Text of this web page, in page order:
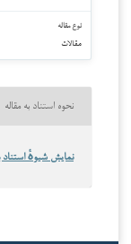
نوع مقاله
مقالات
نحوه استناد به مقاله
نمایش شیوهٔ استناد